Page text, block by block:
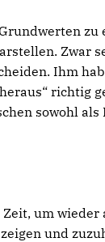
Zwar
Ihm
richtig
sowohl
um wieder
und